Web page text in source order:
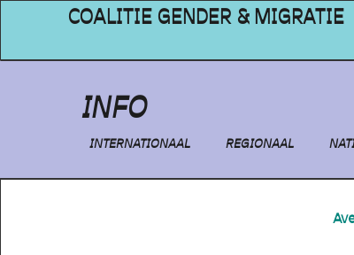
COALITIE GENDER & MIGRATIE
INFO
INTERNATIONAAL REGIONAAL